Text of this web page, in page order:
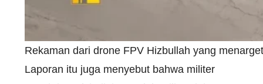
Rekaman dari drone FPV Hizbullah yang
Laporan itu juga menyebut bahwa militer